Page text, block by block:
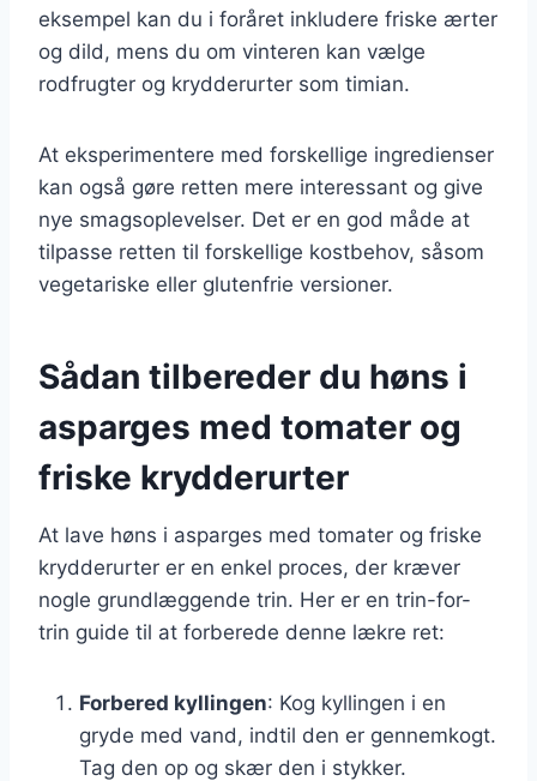
eksempel kan du i foråret inkludere friske ærter
og dild, mens du om vinteren kan vælge
rodfrugter og krydderurter som timian.
At eksperimentere med forskellige ingredienser
kan også gøre retten mere interessant og give
nye smagsoplevelser. Det er en god måde at
tilpasse retten til forskellige kostbehov, såsom
vegetariske eller glutenfrie versioner.
Sådan tilbereder du høns i
asparges med tomater og
friske krydderurter
At lave høns i asparges med tomater og friske
krydderurter er en enkel proces, der kræver
nogle grundlæggende trin. Her er en trin-for-
trin guide til at forberede denne lækre ret:
Forbered kyllingen: Kog kyllingen i en
gryde med vand, indtil den er gennemkogt.
Tag den op og skær den i stykker.